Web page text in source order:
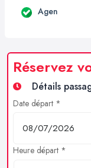
Agen
Réservez
Détails
Date départ *
Heure départ *